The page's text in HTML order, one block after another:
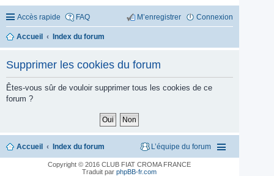
Accès rapide FAQ Connexion
M’enregistrer
Accueil Index du forum
Supprimer les cookies du forum
Êtes-vous sûr de vouloir supprimer tous les cookies de ce
forum ?
Accueil Index du forum L’équipe du forum
Copyright © 2016 CLUB FIAT CROMA FRANCE
Traduit parphpBB-fr.com